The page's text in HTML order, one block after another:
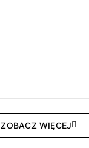
ZOBACZ WIĘCEJ